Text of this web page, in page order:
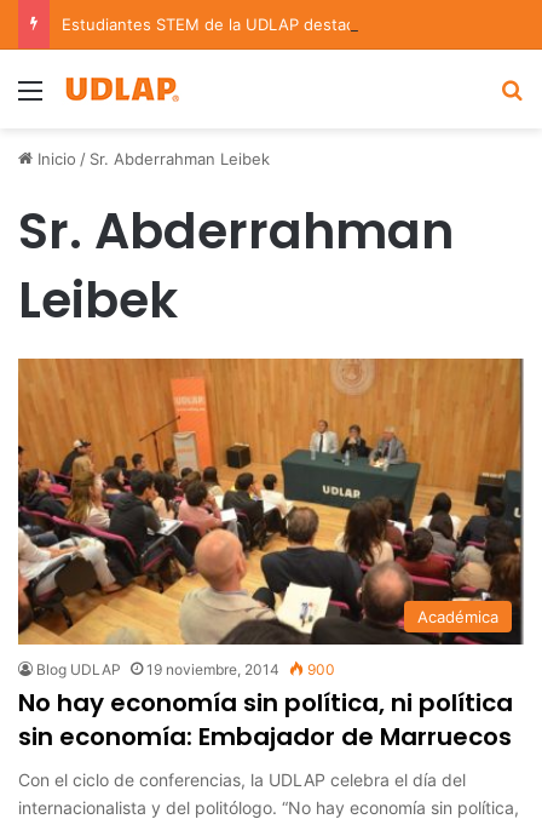
Menu
Inicio / Sr. Abderrahman Leibek
Sr. Abderrahman
Leibek
Académica
Blog UDLAP 19 noviembre, 2014 900
No hay economía sin política, ni política
sin economía: Embajador de Marruecos
Con el ciclo de conferencias, la UDLAP celebra el día del
internacionalista y del politólogo. “No hay economía sin política,